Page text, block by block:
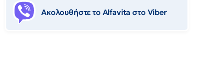
Ακολουθήστε το Αlfavita στο Viber